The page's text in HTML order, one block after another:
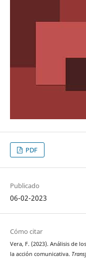
PDF
Publicado
06-02-2023
Cómo citar
Vera, F. (2023). Análisis de
la acción comunicativa.